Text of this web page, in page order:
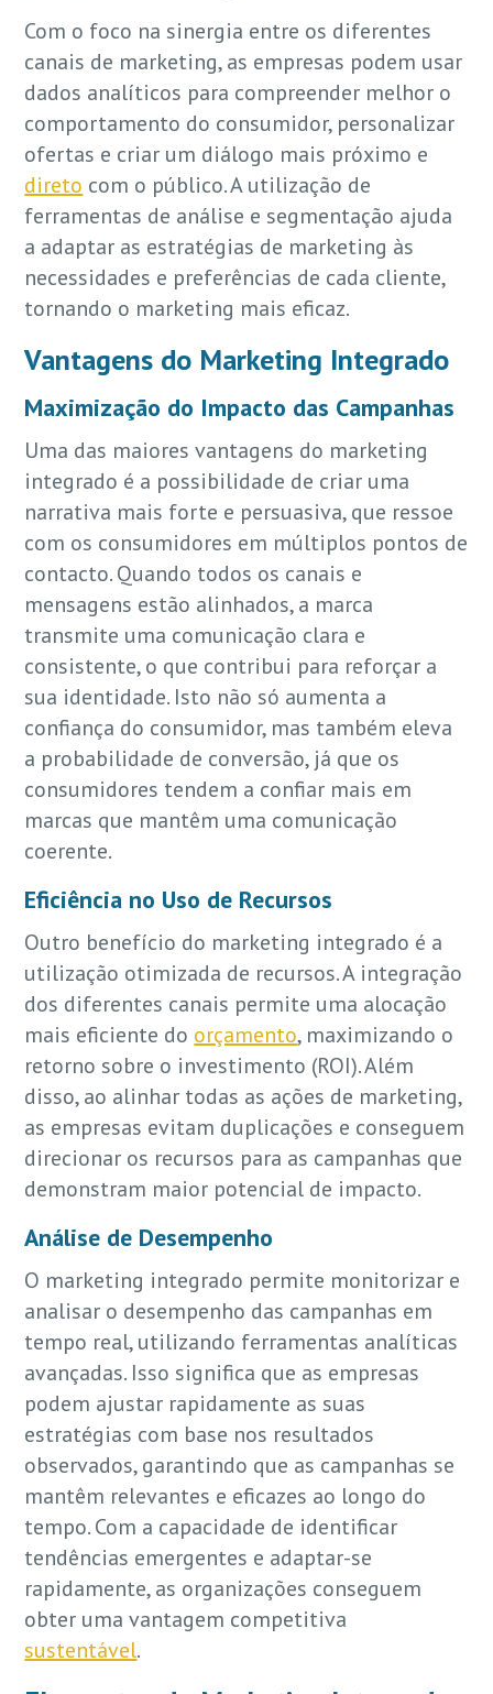
Com o foco na sinergia entre os diferentes
canais de marketing, as empresas podem usar
dados analíticos para compreender melhor o
comportamento do consumidor, personalizar
ofertas e criar um diálogo mais próximo e
direto com o público. A utilização de
ferramentas de análise e segmentação ajuda
a adaptar as estratégias de marketing às
necessidades e preferências de cada cliente,
tornando o marketing mais eficaz.
Vantagens do Marketing Integrado
Maximização do Impacto das Campanhas
Uma das maiores vantagens do marketing
integrado é a possibilidade de criar uma
narrativa mais forte e persuasiva, que ressoe
com os consumidores em múltiplos pontos de
contacto. Quando todos os canais e
mensagens estão alinhados, a marca
transmite uma comunicação clara e
consistente, o que contribui para reforçar a
sua identidade. Isto não só aumenta a
confiança do consumidor, mas também eleva
a probabilidade de conversão, já que os
consumidores tendem a confiar mais em
marcas que mantêm uma comunicação
coerente.
Eficiência no Uso de Recursos
Outro benefício do marketing integrado é a
utilização otimizada de recursos. A integração
dos diferentes canais permite uma alocação
mais eficiente do orçamento, maximizando o
retorno sobre o investimento (ROI). Além
disso, ao alinhar todas as ações de marketing,
as empresas evitam duplicações e conseguem
direcionar os recursos para as campanhas que
demonstram maior potencial de impacto.
Análise de Desempenho
O marketing integrado permite monitorizar e
analisar o desempenho das campanhas em
tempo real, utilizando ferramentas analíticas
avançadas. Isso significa que as empresas
podem ajustar rapidamente as suas
estratégias com base nos resultados
observados, garantindo que as campanhas se
mantêm relevantes e eficazes ao longo do
tempo. Com a capacidade de identificar
tendências emergentes e adaptar-se
rapidamente, as organizações conseguem
obter uma vantagem competitiva
sustentável.